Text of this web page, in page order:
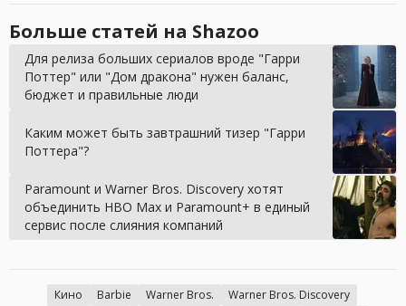
Больше статей на Shazoo
Для релиза больших сериалов вроде "Гарри
Поттер" или "Дом дракона" нужен баланс,
бюджет и правильные люди
Каким может быть завтрашний тизер "Гарри
Поттера"?
Paramount и Warner Bros. Discovery хотят
объединить HBO Max и Paramount+ в единый
сервис после слияния компаний
Кино Barbie Warner Bros.
Warner Bros. Discovery